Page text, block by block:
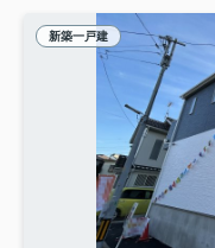
新築一戸建